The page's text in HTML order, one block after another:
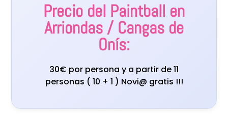
Precio del Paintball en
Arriondas / Cangas de
Onís:
30€ por persona y a partir de 11
personas ( 10 + 1 ) Novi@ gratis !!!